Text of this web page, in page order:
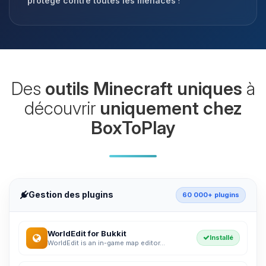
Des outils Minecraft uniques à
découvrir uniquement chez
BoxToPlay
Gestion des plugins 60 000+ plugins
WorldEdit for Bukkit
WorldEdit is an in-game map editor...
Installé